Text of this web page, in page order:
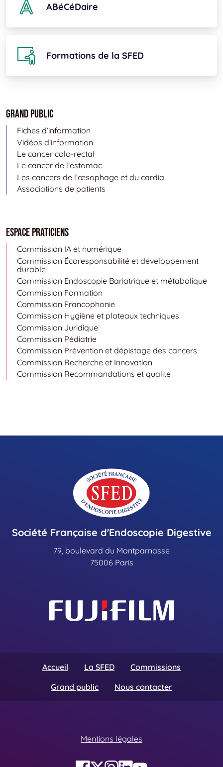
ABéCéDaire
Formations de la SFED
Grand public
Fiches d’information
Vidéos d’information
Le cancer colo-rectal
Le cancer de l’estomac
Les cancers de l’œsophage et du cardia
Associations de patients
Espace Praticiens
Commission IA et numérique
Commission Écoresponsabilité et développement
durable
Commission Endoscopie Bariatrique et métabolique
Commission Formation
Commission Francophonie
Commission Hygiène et plateaux techniques
Commission Juridique
Commission Pédiatrie
Commission Prévention et dépistage des cancers
Commission Recherche et Innovation
Commission Recommandations et qualité
Société Française d'Endoscopie Digestive
79, boulevard du Montparnasse
75006 Paris
Accueil La SFED
Commissions
Grand public
Nous contacter
Mentions légales